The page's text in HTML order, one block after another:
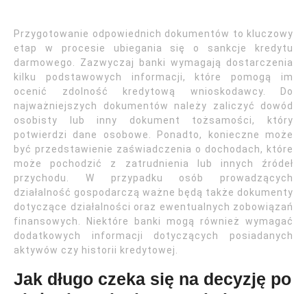
Przygotowanie odpowiednich dokumentów to kluczowy
etap w procesie ubiegania się o sankcje kredytu
darmowego. Zazwyczaj banki wymagają dostarczenia
kilku podstawowych informacji, które pomogą im
ocenić zdolność kredytową wnioskodawcy. Do
najważniejszych dokumentów należy zaliczyć dowód
osobisty lub inny dokument tożsamości, który
potwierdzi dane osobowe. Ponadto, konieczne może
być przedstawienie zaświadczenia o dochodach, które
może pochodzić z zatrudnienia lub innych źródeł
przychodu. W przypadku osób prowadzących
działalność gospodarczą ważne będą także dokumenty
dotyczące działalności oraz ewentualnych zobowiązań
finansowych. Niektóre banki mogą również wymagać
dodatkowych informacji dotyczących posiadanych
aktywów czy historii kredytowej.
Jak długo czeka się na decyzję po